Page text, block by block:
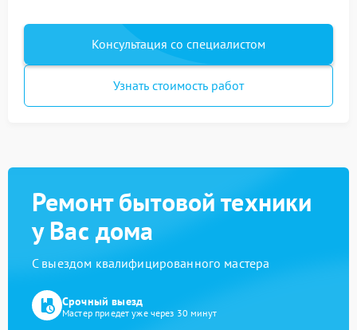
Консультация со специалистом
Узнать стоимость работ
Ремонт бытовой техники
у Вас дома
С выездом квалифицированного мастера
Срочный выезд
Мастер приедет уже через 30 минут